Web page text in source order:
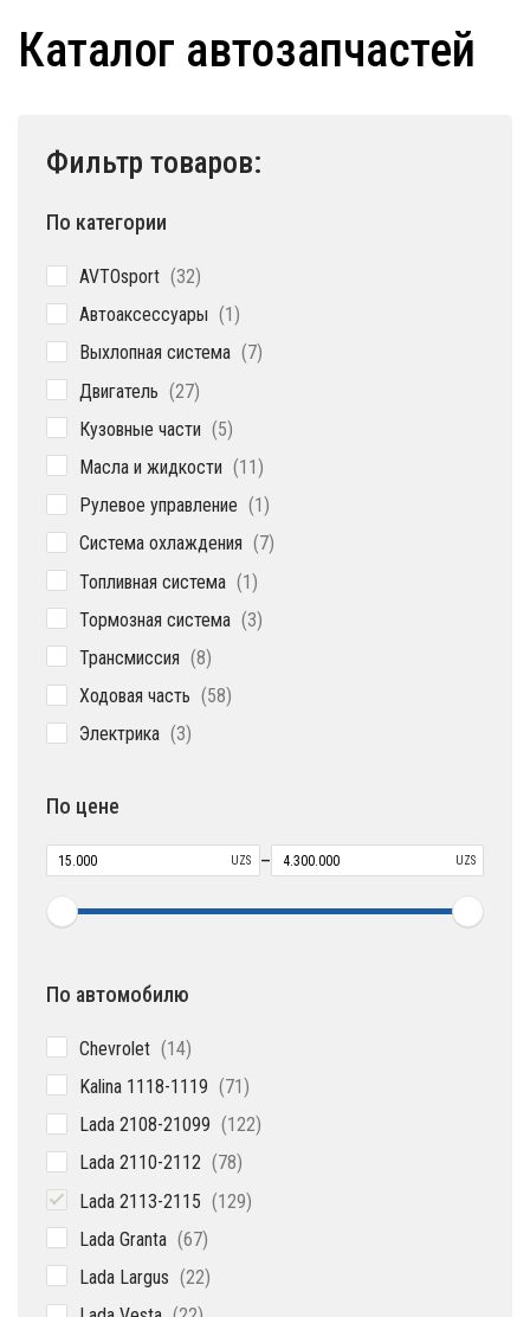
Каталог автозапчастей
Фильтр товаров:
По категории
AVTOsport 3232
Автоаксессуары 1 1
Выхлопная система 77
Двигатель 2727
Кузовные части 55
Масла и жидкости 1111
Рулевое управление 11
Система охлаждения 77
Топливная система 11
Тормозная система 33
Трансмиссия 88
Ходовая часть 5858
Электрика 33
По цене
UZS – UZS
По автомобилю
Chevrolet 1414
Kalina 1118-1119 7171
Lada 2108-21099 122122
Lada 2110-2112 7878
Lada 2113-2115 129129
Lada Granta 6767
Lada Largus 2222
22